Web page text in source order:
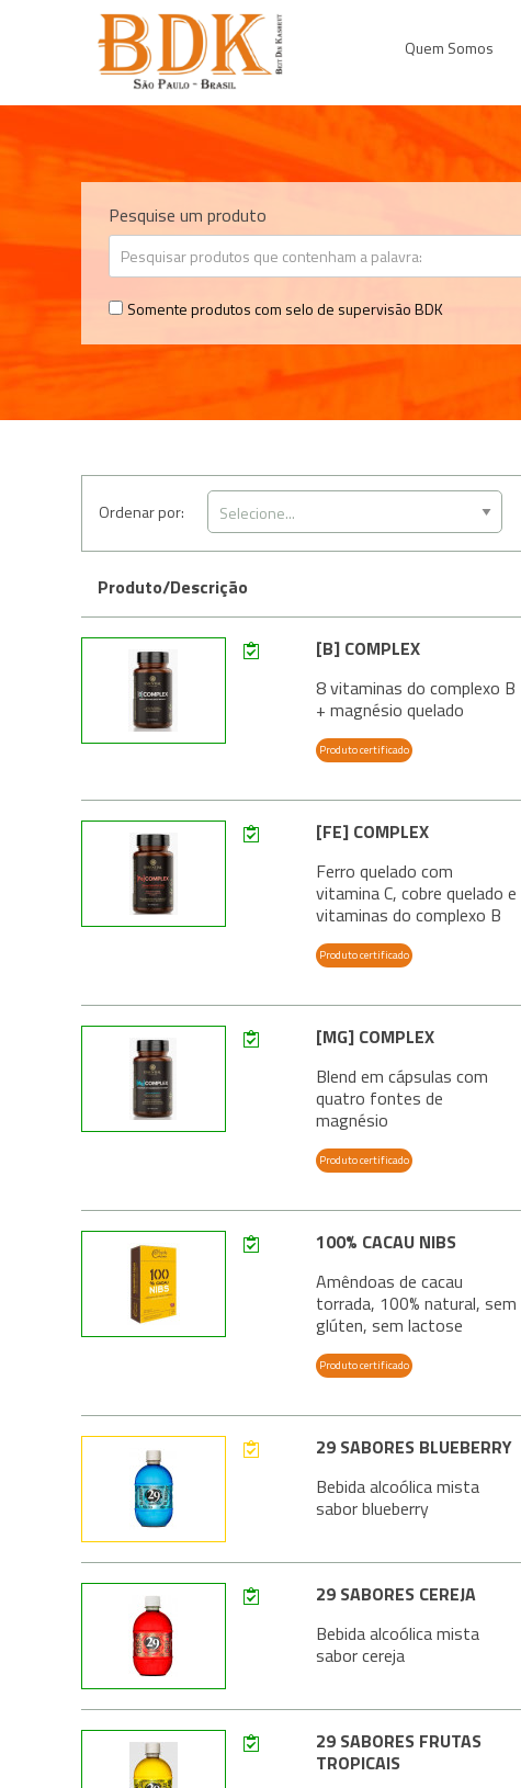
Quem Somos
Pesquise um produto
Somente produtos com selo de supervisão BDK
Ordenar por:
Produto/Descrição
[B] COMPLEX
8 vitaminas do complexo B
+ magnésio quelado
Produto certificado
[FE] COMPLEX
Ferro quelado com
vitamina C, cobre quelado e
vitaminas do complexo B
Produto certificado
[MG] COMPLEX
Blend em cápsulas com
quatro fontes de
magnésio
Produto certificado
100% CACAU NIBS
Amêndoas de cacau
torrada, 100% natural, sem
glúten, sem lactose
Produto certificado
29 SABORES BLUEBERRY
Bebida alcoólica mista
sabor blueberry
29 SABORES CEREJA
Bebida alcoólica mista
sabor cereja
29 SABORES FRUTAS
TROPICAIS